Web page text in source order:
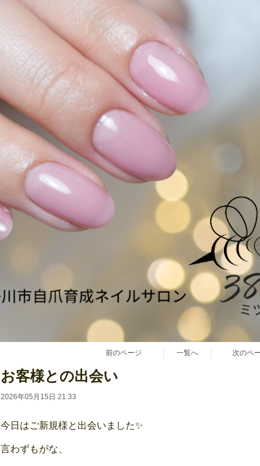
前のページ 一覧へ 次のペ
お客様との出会い
2026年05月15日 21:33
今日はご新規様と出会いました✨
言わずもがな、